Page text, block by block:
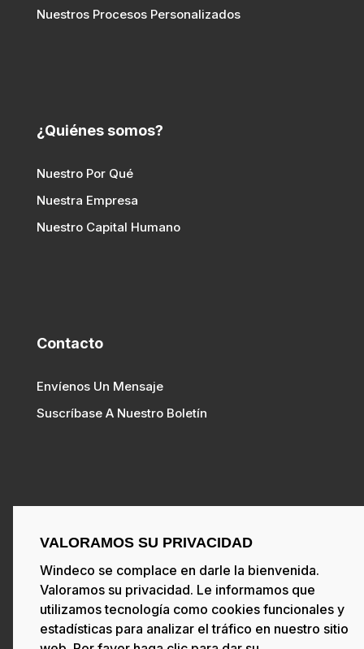
VALORAMOS SU PRIVACIDAD
Windeco se complace en darle la bienvenida.
Valoramos su privacidad. Le informamos que
utilizamos tecnología como cookies funcionales y
estadísticas para analizar el tráfico en nuestro sitio
Nuestros Procesos Personalizados
¿Quiénes somos?
Nuestro Por Qué
Nuestra Empresa
Nuestro Capital Humano
Contacto
Envíenos Un Mensaje
Suscríbase A Nuestro Boletín
Copyright ©2021 Windeco– Powered by